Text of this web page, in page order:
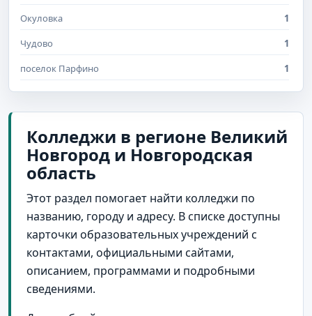
Окуловка
1
Чудово
1
поселок Парфино
1
Колледжи в регионе Великий
Новгород и Новгородская
область
Этот раздел помогает найти колледжи по
названию, городу и адресу. В списке доступны
карточки образовательных учреждений с
контактами, официальными сайтами,
описанием, программами и подробными
сведениями.